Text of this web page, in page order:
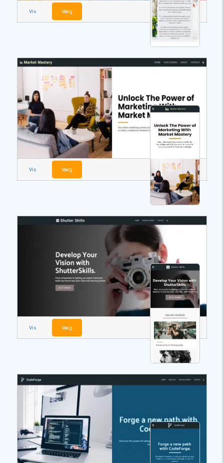
Vis Vælg
Vis Vælg
Vis Vælg